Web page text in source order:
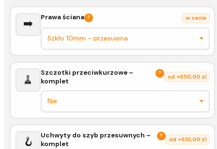
➡️ Prawa ściana ? w cenie
🧹
Szczotki przeciwkurzowe –
komplet
?
od +650,00 zl
🪝
Uchwyty do szyb przesuwnych –
komplet
?
od +610,00 zl